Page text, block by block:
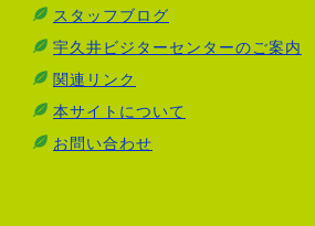
スタッフブログ
宇久井ビジターセンターのご案内
関連リンク
本サイトについて
お問い合わせ